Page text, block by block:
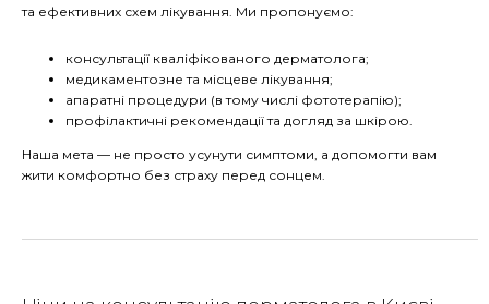
та ефективних схем лікування. Ми пропонуємо:
консультації кваліфікованого дерматолога;
медикаментозне та місцеве лікування;
апаратні процедури (в тому числі фототерапію);
профілактичні рекомендації та догляд за шкірою.
Наша мета — не просто усунути симптоми, а допомогти вам
жити комфортно без страху перед сонцем.